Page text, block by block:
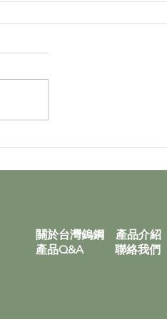
台灣鎢鋼參與2026 德國線材
關於台灣鎢鋼 產品介紹
產品Q&A聯絡我們